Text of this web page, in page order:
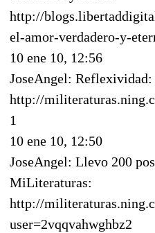
http://
el-amor-verdadero-y-
10 ene 10, 12:56
JoseAngel: Reflexividad:
http://
1
10 ene 10, 12:50
JoseAngel: Llevo 200
MiLiteraturas:
http://
user=2vqqvahwghbz2